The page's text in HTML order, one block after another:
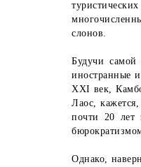
слонов.
Будучи
иностранные
XXI век,
Лаос,
почти 20 лет
Однако,